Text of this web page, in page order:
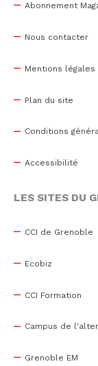
Abonnement
Nous contacter
Mentions légales
Plan du site
Conditions
Accessibilité
LES SITES DU
CCI de Grenoble
Ecobiz
CCI Formation
Campus de
Grenoble EM